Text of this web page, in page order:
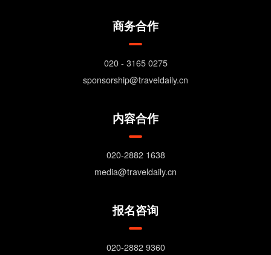
商务合作
020 - 3165 0275
sponsorship@traveldaily.cn
内容合作
020-2882 1638
media@traveldaily.cn
报名咨询
020-2882 9360